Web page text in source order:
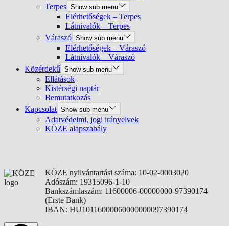
Terpes Show sub menu
Elérhetőségek – Terpes
Látnivalók – Terpes
Váraszó Show sub menu
Elérhetőségek – Váraszó
Látnivalók – Váraszó
Közérdekű Show sub menu
Ellátások
Kistérségi naptár
Bemutatkozás
Kapcsolat Show sub menu
Adatvédelmi, jogi irányelvek
KÖZE alapszabály
KÖZE nyilvántartási száma: 10-02-0003020
Adószám: 19315096-1-10
Bankszámlaszám: 11600006-00000000-97390174
(Erste Bank)
IBAN: HU10116000060000000097390174